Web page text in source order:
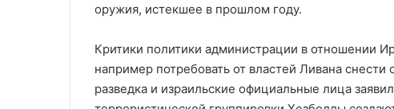
оружия, истекшее в прошлом году.
Критики политики администрации в отношении
например потребовать от властей Ливана
разведка и израильские официальные лица